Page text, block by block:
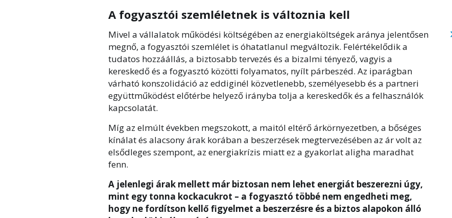
A fogyasztói szemléletnek is változnia kell
Mivel a vállalatok működési költségében az energiaköltségek aránya jelentősen
megnő, a fogyasztói szemlélet is óhatatlanul megváltozik. Felértékelődik a
tudatos hozzáállás, a biztosabb tervezés és a bizalmi tényező, vagyis a
kereskedő és a fogyasztó közötti folyamatos, nyílt párbeszéd. Az iparágban
várható konszolidáció az eddiginél közvetlenebb, személyesebb és a partneri
együttműködést előtérbe helyező irányba tolja a kereskedők és a felhasználók
kapcsolatát.
Míg az elmúlt években megszokott, a maitól eltérő árkörnyezetben, a bőséges
kínálat és alacsony árak korában a beszerzések megtervezésében az ár volt az
elsődleges szempont, az energiakrízis miatt ez a gyakorlat aligha maradhat
fenn.
A jelenlegi árak mellett már biztosan nem lehet energiát beszerezni úgy,
mint egy tonna kockacukrot – a fogyasztó többé nem engedheti meg,
hogy ne fordítson kellő figyelmet a beszerzésre és a biztos alapokon álló